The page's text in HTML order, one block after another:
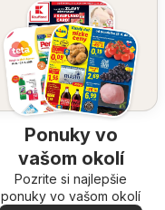
Ponuky vo
vašom okolí
Pozrite si najlepšie
ponuky vo vašom okolí